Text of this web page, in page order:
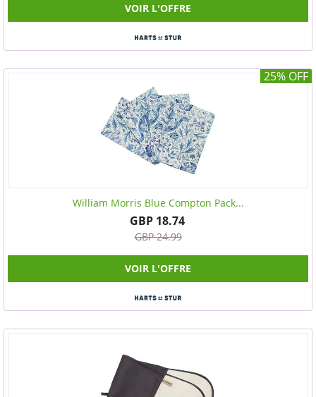
VOIR L'OFFRE
25% OFF
William Morris Blue Compton Pack...
GBP 18.74
GBP 24.99
VOIR L'OFFRE